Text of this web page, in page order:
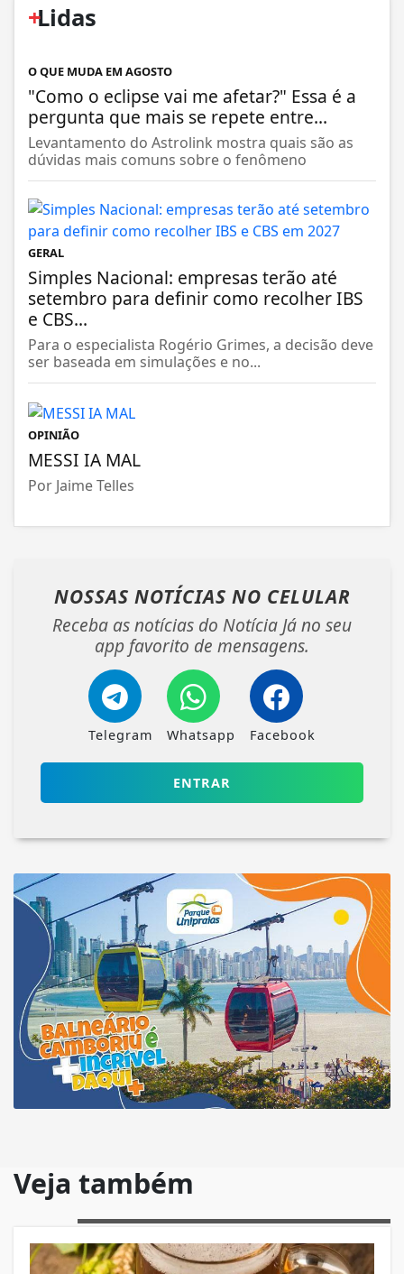
+
Lidas
O QUE MUDA EM AGOSTO
"Como o eclipse vai me afetar?" Essa é a
pergunta que mais se repete entre...
Levantamento do Astrolink mostra quais são as
dúvidas mais comuns sobre o fenômeno
GERAL
Simples Nacional: empresas terão até
setembro para definir como recolher IBS
e CBS...
Para o especialista Rogério Grimes, a decisão deve
ser baseada em simulações e no...
OPINIÃO
MESSI IA MAL
Por Jaime Telles
NOSSAS NOTÍCIAS NO CELULAR
Receba as notícias do Notícia Já no seu
app favorito de mensagens.
Telegram Whatsapp Facebook
ENTRAR
Veja também